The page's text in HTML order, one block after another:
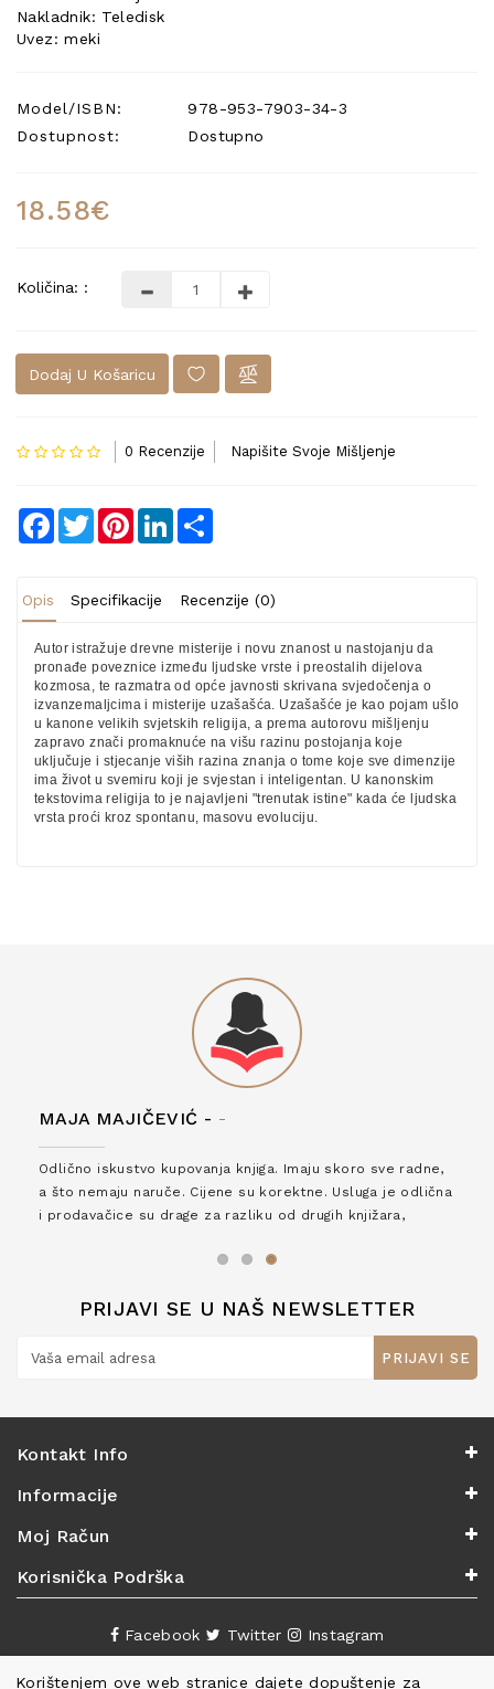
Nakladnik: Teledisk
Uvez: meki
Model/ISBN:
978-953-7903-34-3
Dostupnost:
Dostupno
18.58€
Količina: :
Dodaj U Košaricu
0 Recenzije Napišite Svoje Mišljenje
Facebook
TwitterPinterestLinkedIn
Opis Specifikacije Recenzije (0)
Autor istražuje drevne misterije i novu znanost u nastojanju da
pronađe poveznice između ljudske vrste i preostalih dijelova
kozmosa, te razmatra od opće javnosti skrivana svjedočenja o
izvanzemaljcima i misterije uzašašća. Uzašašće je kao pojam ušlo
u kanone velikih svjetskih religija, a prema autorovu mišljenju
zapravo znači promaknuće na višu razinu postojanja koje
uključuje i stjecanje viših razina znanja o tome koje sve dimenzije
ima život u svemiru koji je svjestan i inteligentan. U kanonskim
tekstovima religija to je najavljeni "trenutak istine" kada će ljudska
vrsta proći kroz spontanu, masovu evoluciju.
Korištenjem ove web stranice dajete dopuštenje za
MAJA MAJIČEVIĆ - -
Odlično iskustvo kupovanja knjiga. Imaju skoro sve radne,
a što nemaju naruče. Cijene su korektne. Usluga je odlična
i prodavačice su drage za razliku od drugih knjižara,
PRIJAVI SE U NAŠ NEWSLETTER
PRIJAVI SE
Kontakt Info
Informacije
Moj Račun
Korisnička Podrška
Facebook Twitter Instagram